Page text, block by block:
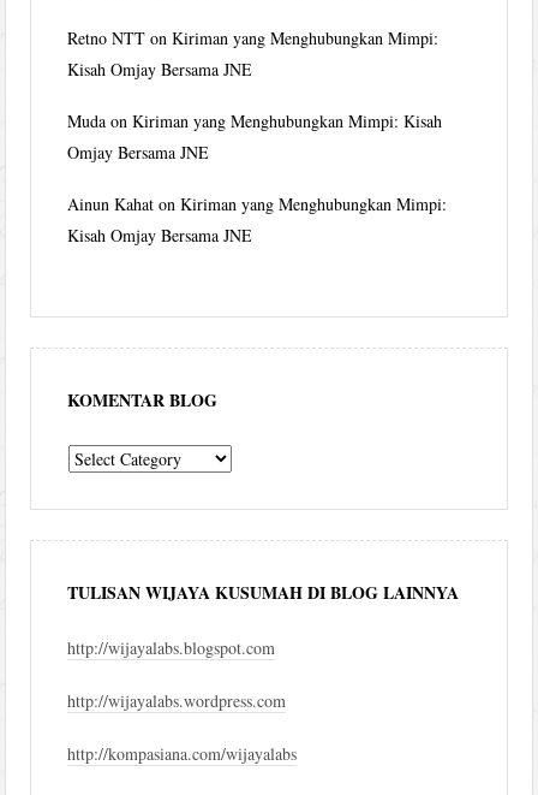
Retno NTT onKiriman yang Menghubungkan Mimpi:
Kisah Omjay Bersama JNE
Muda onKiriman yang Menghubungkan Mimpi: Kisah
Omjay Bersama JNE
Ainun Kahat onKiriman yang Menghubungkan Mimpi:
Kisah Omjay Bersama JNE
KOMENTAR BLOG
komentar
TULISAN WIJAYA KUSUMAH DI BLOG LAINNYA
http://wijayalabs.blogspot.com
http://wijayalabs.wordpress.com
http://kompasiana.com/wijayalabs